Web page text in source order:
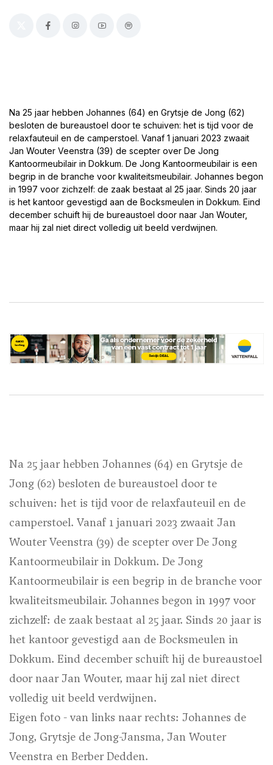
Na 25 jaar hebben Johannes (64) en Grytsje de Jong (62)
besloten de bureaustoel door te schuiven: het is tijd voor de
relaxfauteuil en de camperstoel. Vanaf 1 januari 2023 zwaait
Jan Wouter Veenstra (39) de scepter over De Jong
Kantoormeubilair in Dokkum. De Jong Kantoormeubilair is een
begrip in de branche voor kwaliteitsmeubilair. Johannes begon
in 1997 voor zichzelf: de zaak bestaat al 25 jaar. Sinds 20 jaar
is het kantoor gevestigd aan de Bocksmeulen in Dokkum. Eind
december schuift hij de bureaustoel door naar Jan Wouter,
maar hij zal niet direct volledig uit beeld verdwijnen.
Na 25 jaar hebben Johannes (64) en Grytsje de
Jong (62) besloten de bureaustoel door te
schuiven: het is tijd voor de relaxfauteuil en de
camperstoel. Vanaf 1 januari 2023 zwaait Jan
Wouter Veenstra (39) de scepter over De Jong
Kantoormeubilair in Dokkum. De Jong
Kantoormeubilair is een begrip in de branche voor
kwaliteitsmeubilair. Johannes begon in 1997 voor
zichzelf: de zaak bestaat al 25 jaar. Sinds 20 jaar is
het kantoor gevestigd aan de Bocksmeulen in
Dokkum. Eind december schuift hij de bureaustoel
door naar Jan Wouter, maar hij zal niet direct
volledig uit beeld verdwijnen.
Eigen foto - van links naar rechts: Johannes de
Jong, Grytsje de Jong-Jansma, Jan Wouter
Veenstra en Berber Dedden.